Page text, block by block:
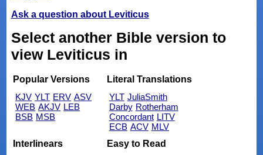
Ask a question about Leviticus
Select another Bible version to
view Leviticus in
Popular Versions
KJV YLT ERV ASV
WEB AKJV LEB
BSB MSB
Literal Translations
YLT JuliaSmith
Darby Rotherham
Concordant LITV
ECB ACV MLV
Interlinears
Easy to Read